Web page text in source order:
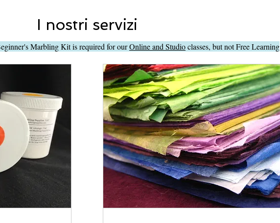
I nostri servizi
Marbling Kit is required for ourOnline and Studioclasses, but not Free Learning